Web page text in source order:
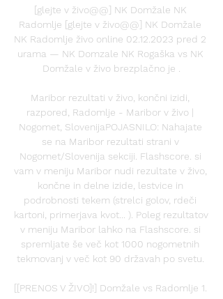
[glejte v živo@@] NK Domžale NK
Radomlje [glejte v živo@@] NK Domžale
NK Radomlje živo online 02.12.2023 pred 2
urama — NK Domzale NK Rogaška vs NK
Domžale v živo brezplačno je .
Maribor rezultati v živo, končni izidi,
razpored, Radomlje - Maribor v živo |
Nogomet, SlovenijaPOJASNILO: Nahajate
se na Maribor rezultati strani v
Nogomet/Slovenija sekciji. Flashscore. si
vam v meniju Maribor nudi rezultate v živo,
končne in delne izide, lestvice in
podrobnosti tekem (strelci golov, rdeči
kartoni, primerjava kvot... ). Poleg rezultatov
v meniju Maribor lahko na Flashscore. si
spremljate še več kot 1000 nogometnih
tekmovanj v več kot 90 državah po svetu.
[[PRENOS V ŽIVO]!] Domžale vs Radomlje 1.